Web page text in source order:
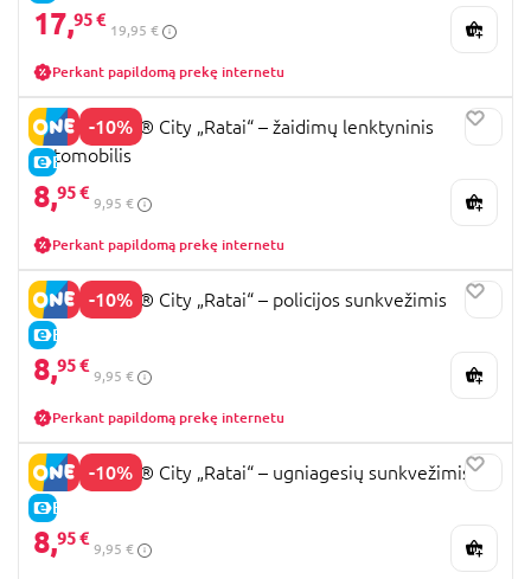
17,95 €
19,95 €
Perkant papildomą prekę internetu
-10%
E-KAINA
60484 LEGO® City „Ratai“ – žaidimų lenktyninis
automobilis
8,95 €
9,95 €
Perkant papildomą prekę internetu
-10%
E-KAINA
60481 LEGO® City „Ratai“ – policijos sunkvežimis
8,95 €
9,95 €
Perkant papildomą prekę internetu
-10%
E-KAINA
60482 LEGO® City „Ratai“ – ugniagesių sunkvežimis
8,95 €
9,95 €